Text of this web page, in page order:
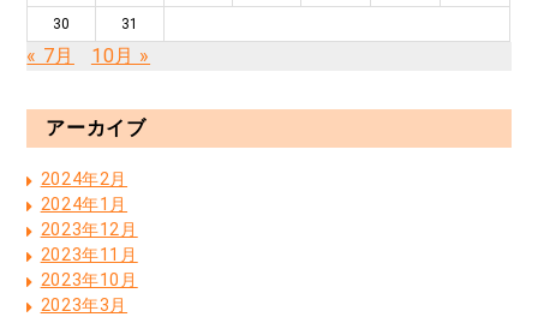
30 31
« 7月 10月 »
アーカイブ
2024年2月
2024年1月
2023年12月
2023年11月
2023年10月
2023年3月